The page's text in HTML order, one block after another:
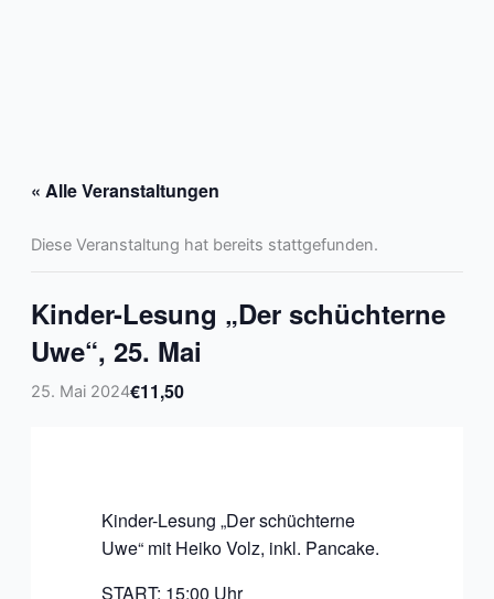
« Alle Veranstaltungen
Diese Veranstaltung hat bereits stattgefunden.
Kinder-Lesung „Der schüchterne
Uwe“, 25. Mai
25. Mai 2024€11,50
Kinder-Lesung „Der schüchterne
Uwe“ mit Heiko Volz, inkl. Pancake.
START: 15:00 Uhr